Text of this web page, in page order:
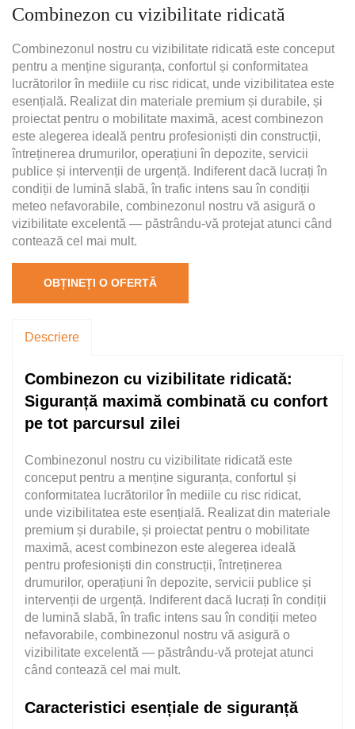
Combinezon cu vizibilitate ridicată
Combinezonul nostru cu vizibilitate ridicată este conceput
pentru a menține siguranța, confortul și conformitatea
lucrătorilor în mediile cu risc ridicat, unde vizibilitatea este
esențială. Realizat din materiale premium și durabile, și
proiectat pentru o mobilitate maximă, acest combinezon
este alegerea ideală pentru profesioniști din construcții,
întreținerea drumurilor, operațiuni în depozite, servicii
publice și intervenții de urgență. Indiferent dacă lucrați în
condiții de lumină slabă, în trafic intens sau în condiții
meteo nefavorabile, combinezonul nostru vă asigură o
vizibilitate excelentă — păstrându-vă protejat atunci când
contează cel mai mult.
OBȚINEȚI O OFERTĂ
Descriere
Combinezon cu vizibilitate ridicată:
Siguranță maximă combinată cu confort
pe tot parcursul zilei
Combinezonul nostru cu vizibilitate ridicată este
conceput pentru a menține siguranța, confortul și
conformitatea lucrătorilor în mediile cu risc ridicat,
unde vizibilitatea este esențială. Realizat din materiale
premium și durabile, și proiectat pentru o mobilitate
maximă, acest combinezon este alegerea ideală
pentru profesioniști din construcții, întreținerea
drumurilor, operațiuni în depozite, servicii publice și
intervenții de urgență. Indiferent dacă lucrați în condiții
de lumină slabă, în trafic intens sau în condiții meteo
nefavorabile, combinezonul nostru vă asigură o
vizibilitate excelentă — păstrându-vă protejat atunci
când contează cel mai mult.
Caracteristici esențiale de siguranță